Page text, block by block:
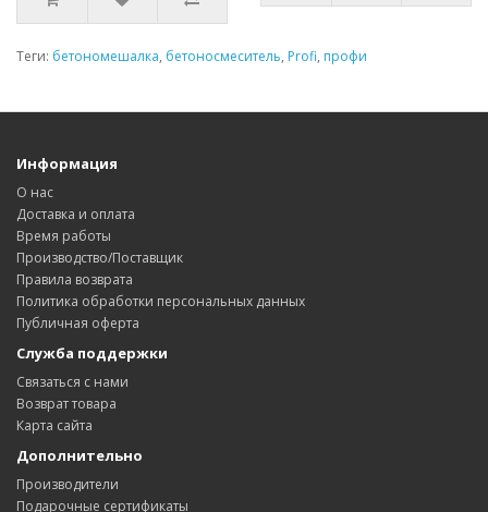
Теги: бетономешалка, бетоносмеситель, Profi, профи
Информация
О нас
Доставка и оплата
Время работы
Производство/Поставщик
Правила возврата
Политика обработки персональных данных
Публичная оферта
Служба поддержки
Связаться с нами
Возврат товара
Карта сайта
Дополнительно
Производители
Подарочные сертификаты